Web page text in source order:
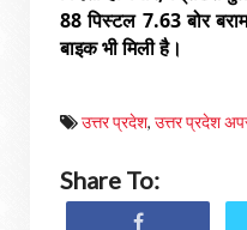
88 पिस्टल 7.63 बोर
बाइक भी मिली है।
उत्तर प्रदेश, उत्तर प्रदेश
Share To: